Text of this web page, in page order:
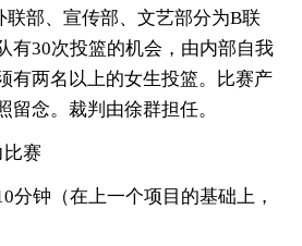
部、宣传部、文艺部分为B联
有30次投篮的机会，由内部自我
有两名以上的女生投篮。比赛产
留念。裁判由徐群担任。
赛
钟（在上一个项目的基础上，